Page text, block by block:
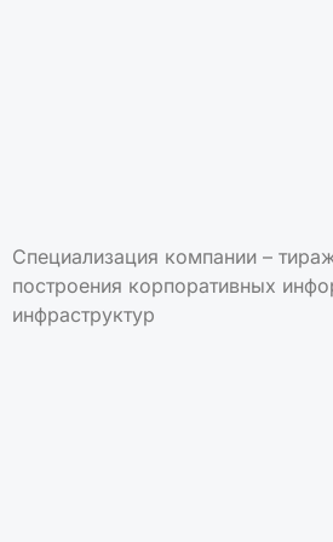
Специализация компании –
построения корпоративных
инфраструктур